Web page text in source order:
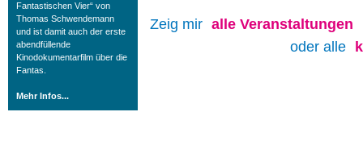
Fantastischen Vier“ von
Thomas Schwendemann
und ist damit auch der erste
abendfüllende
Kinodokumentarfilm über die
Fantas.
Mehr Infos...
Zeig mir alle Veranstaltungen
oder alle